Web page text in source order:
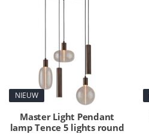
NIEUW
Master Light Pendant
lamp Tence 5 lights round